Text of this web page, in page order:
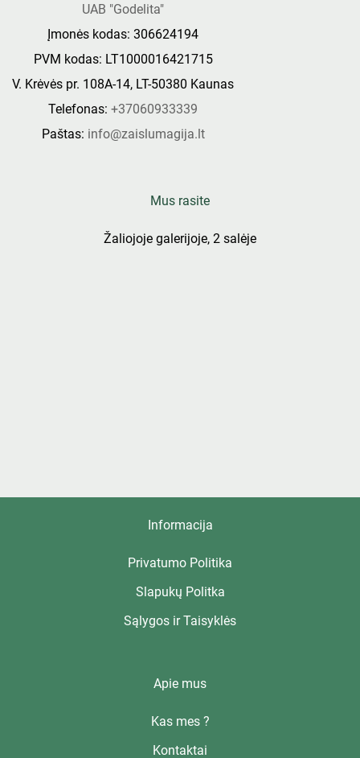
UAB "Godelita"
Įmonės kodas: 306624194
PVM kodas: LT1000016421715
V. Krėvės pr. 108A-14, LT-50380 Kaunas
Telefonas: +37060933339
Paštas: info@zaislumagija.lt
Mus rasite
Žaliojoje galerijoje, 2 salėje
Informacija
Privatumo Politika
Slapukų Politka
Sąlygos ir Taisyklės
Apie mus
Kas mes ?
Kontaktai